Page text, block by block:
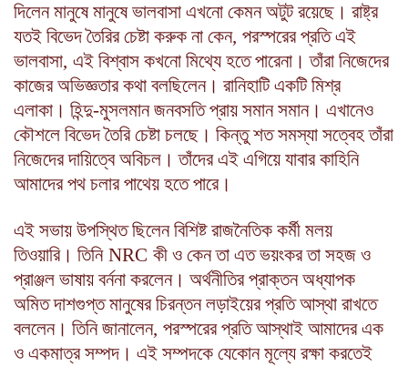
দিলেন মানুষে মানুষে ভালবাসা এখনো কেমন অটুট রয়েছে। রাষ্ট্র
যতই বিভেদ তৈরির চেষ্টা করুক না কেন, পরস্পরের প্রতি এই
ভালবাসা, এই বিশ্বাস কখনো মিথ্যে হতে পারেনা। তাঁরা নিজেদের
কাজের অভিজ্ঞতার কথা বলছিলেন। রানিহাটি একটি মিশ্র
এলাকা। হিন্দু-মুসলমান জনবসতি প্রায় সমান সমান। এখানেও
কৌশলে বিভেদ তৈরি চেষ্টা চলছে। কিন্তু শত সমস্যা সত্বেহ তাঁরা
নিজেদের দায়িত্বে অবিচল। তাঁদের এই এগিয়ে যাবার কাহিনি
আমাদের পথ চলার পাথেয় হতে পারে।
এই সভায় উপস্থিত ছিলেন বিশিষ্ট রাজনৈতিক কর্মী মলয়
তিওয়ারি। তিনি NRC কী ও কেন তা এত ভয়ংকর তা সহজ ও
প্রাঞ্জল ভাষায় বর্ননা করলেন। অর্থনীতির প্রাক্তন অধ্যাপক
অমিত দাশগুপ্ত মানুষের চিরন্তন লড়াইয়ের প্রতি আস্থা রাখতে
বললেন। তিনি জানালেন, পরস্পরের প্রতি আস্থাই আমাদের এক
ও একমাত্র সম্পদ। এই সম্পদকে যেকোন মূল্যে রক্ষা করতেই